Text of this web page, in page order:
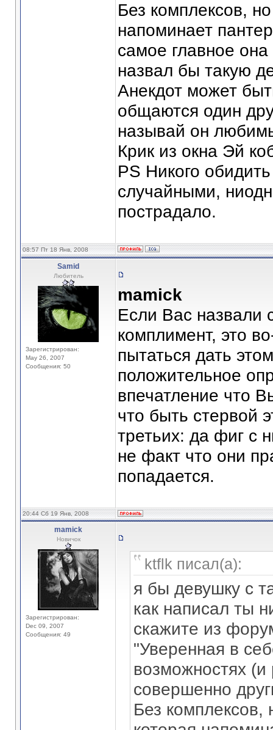
Без комплексов,
напоминает
самое главное она
назвал бы такую
Анекдот может
общаются один
называй он
Крик из окна Эй
PS Никого
случайными,
пострадало.
08:57 Пт 18 Янв, 2008
Samid
Любитель
Зарегистрирован:
May 26, 2007
Сообщения: 50
mamick
Если Вас назвали
комплимент, это
пытаться дать
положительное
впечатление что
что быть стервой
третьих: да фиг с
не факт что они
попадается.
20:44 Сб 19 Янв, 2008
mamick
Новичок
Зарегистрирован:
Dec 09, 2007
Сообщения: 49
ktflk писал(а):
я бы девушку с
как написал ты
скажите из
"Уверенная в
возможностях (и
совершенно
Без комплексов,